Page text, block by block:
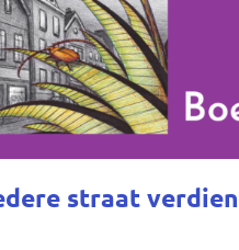
straat